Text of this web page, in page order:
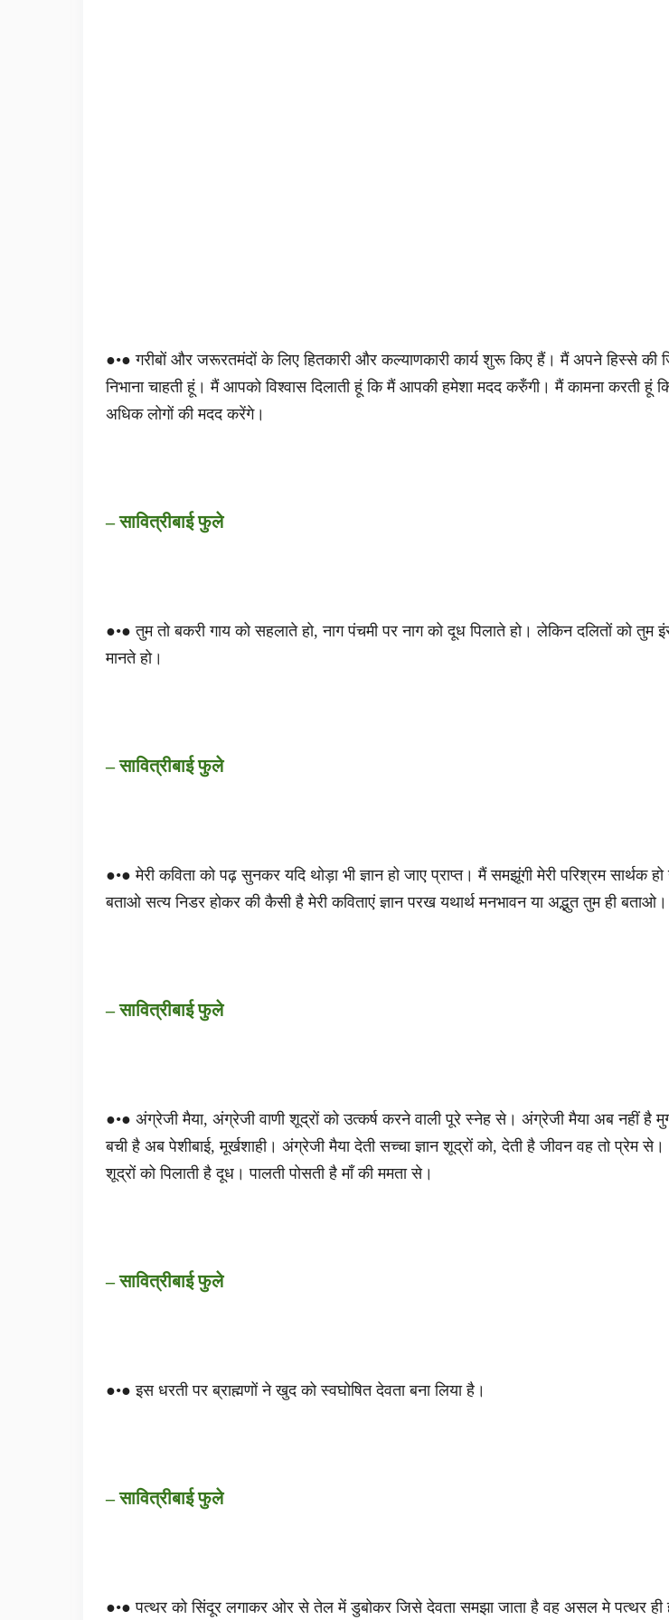
●•● गरीबों और जरूरतमंदों के लिए हितकारी और कल्याणकारी कार्य शुरू किए हैं। मैं अपने हिस्से की
निभाना चाहती हूं। मैं आपको विश्वास दिलाती हूं कि मैं आपकी हमेशा मदद करुँगी। मैं कामना करती हूं कि
अधिक लोगों की मदद करेंगे।
– सावित्रीबाई फुले
●•● तुम तो बकरी गाय को सहलाते हो, नाग पंचमी पर नाग को दूध पिलाते हो। लेकिन दलितों को तुम
मानते हो।
– सावित्रीबाई फुले
●•● मेरी कविता को पढ़ सुनकर यदि थोड़ा भी ज्ञान हो जाए प्राप्त। मैं समझूंगी मेरी परिश्रम सार्थक
बताओ सत्य निडर होकर की कैसी है मेरी कविताएं ज्ञान परख यथार्थ मनभावन या अद्भुत तुम ही बताओ।
– सावित्रीबाई फुले
●•● अंग्रेजी मैया, अंग्रेजी वाणी शूद्रों को उत्कर्ष करने वाली पूरे स्नेह से। अंग्रेजी मैया अब नहीं है
बची है अब पेशीबाई, मूर्खशाही। अंग्रेजी मैया देती सच्चा ज्ञान शूद्रों को, देती है जीवन वह तो प्रेम
शूद्रों को पिलाती है दूध। पालती पोसती है माँ की ममता से।
– सावित्रीबाई फुले
●•● इस धरती पर ब्राह्मणों ने खुद को स्वघोषित देवता बना लिया है।
– सावित्रीबाई फुले
●•● पत्थर को सिंदूर लगाकर ओर से तेल में डुबोकर जिसे देवता समझा जाता है वह असल मे पत्थर ही